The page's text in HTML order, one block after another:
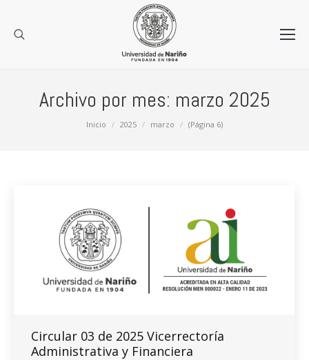
Archivo por mes: marzo 2025
Inicio 2025 marzo (Página 6)
Circular 03 de 2025 Vicerrectoría
Administrativa y Financiera